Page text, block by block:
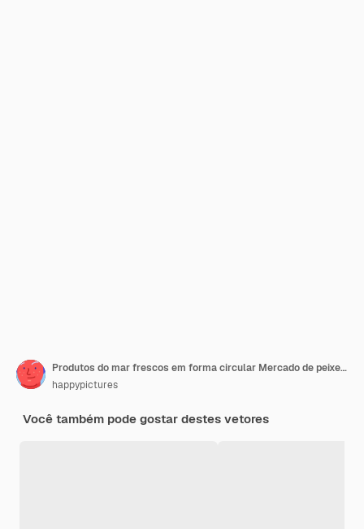
Produtos do mar frescos em forma circular Mercado de peixes restaurante produtos da pesca loja cartaz ilustração vetorial de fundo
happypictures
Você também pode gostar destes vetores